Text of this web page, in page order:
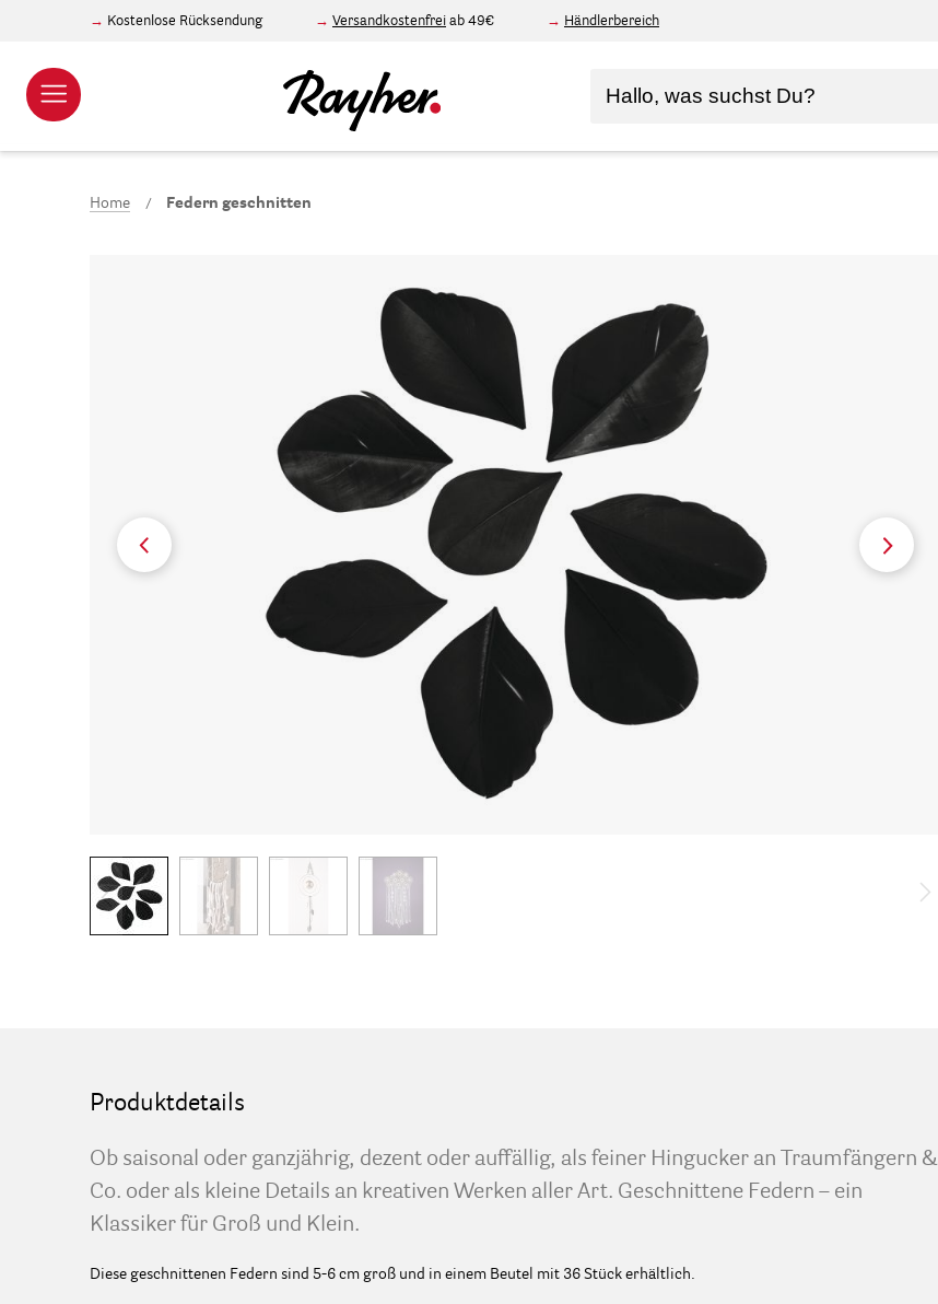
Kostenlose Rücksendung Versandkostenfrei ab 49€ Händlerbereich
Home Federn geschnitten
Produktdetails
Ob saisonal oder ganzjährig, dezent oder auffällig, als feiner Hingucker an Traumfängern &
Co. oder als kleine Details an kreativen Werken aller Art. Geschnittene Federn – ein
Klassiker für Groß und Klein.
Diese geschnittenen Federn sind 5-6 cm groß und in einem Beutel mit 36 Stück erhältlich.